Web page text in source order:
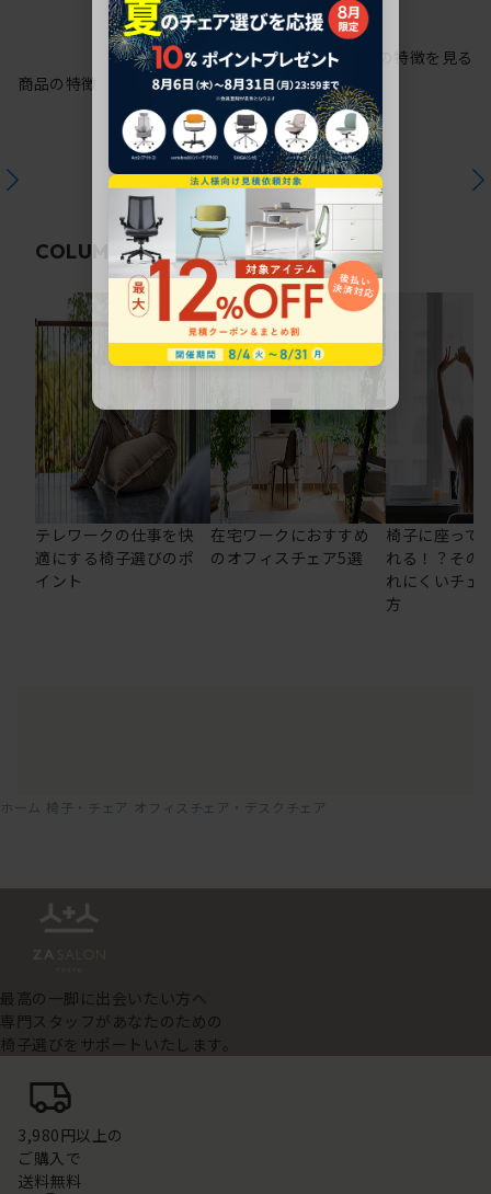
商品の特徴
シリーズの特徴を見る
COLUMN関連コラム
テレワークの仕事を快
適にする椅子選びのポ
イント
在宅ワークにおすすめ
のオフィスチェア5選
椅子に座って
れる！？その
れにくいチェ
方
ホーム 椅子・チェア オフィスチェア・デスクチェア
最高の一脚に出会いたい方へ
専門スタッフがあなたのための
椅子選びをサポートいたします。
3,980円以上の
ご購入で
送料無料